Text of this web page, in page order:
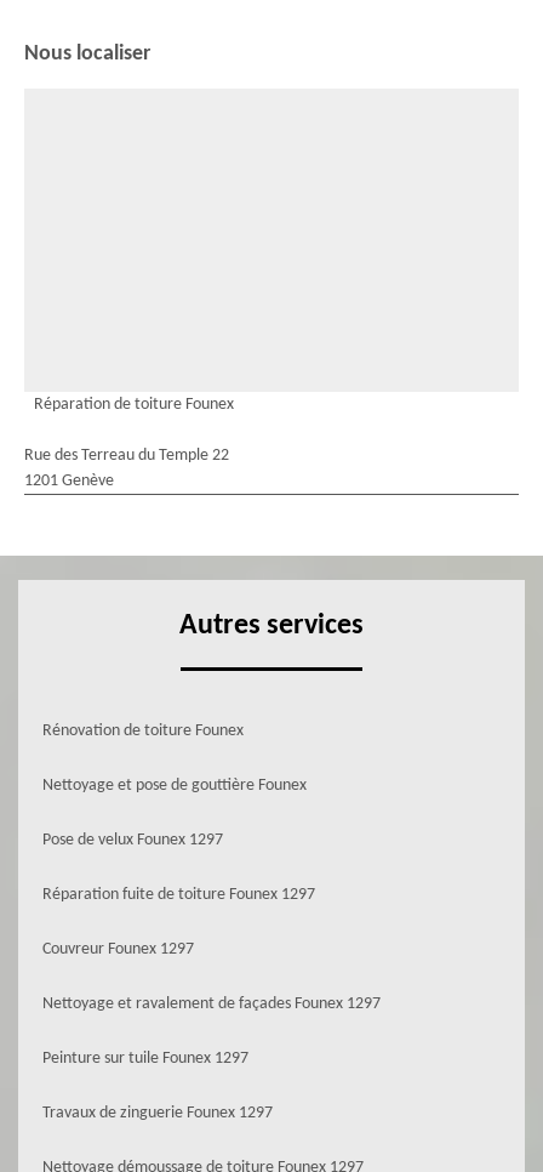
Nous localiser
Réparation de toiture Founex
Rue des Terreau du Temple 22
1201 Genève
Autres services
Rénovation de toiture Founex
Nettoyage et pose de gouttière Founex
Pose de velux Founex 1297
Réparation fuite de toiture Founex 1297
Couvreur Founex 1297
Nettoyage et ravalement de façades Founex 1297
Peinture sur tuile Founex 1297
Travaux de zinguerie Founex 1297
Nettoyage démoussage de toiture Founex 1297